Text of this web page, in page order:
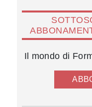
Il mondo di